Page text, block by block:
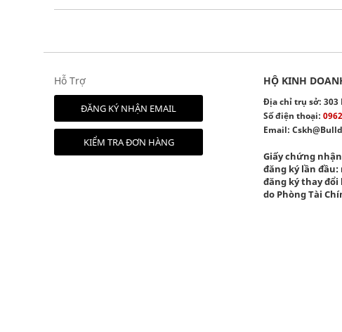
Hỗ Trợ
ĐĂNG KÝ NHẬN EMAIL
KIỂM TRA ĐƠN HÀNG
HỘ KINH
Địa chỉ trụ sở: 303
Số điện thoại:
Email:
Giấy chứng nhận
đăng ký lần đầu:
đăng ký thay đổi
do Phòng Tài